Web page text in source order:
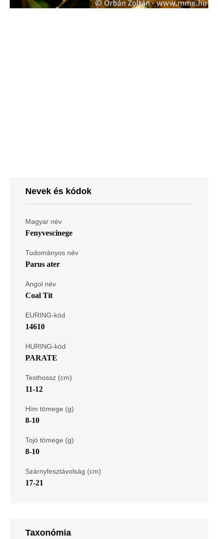
Nevek és kódok
Magyar név
Fenyvescinege
Tudományos név
Parus ater
Angol név
Coal Tit
EURING-kód
14610
HURING-kód
PARATE
Testhossz (cm)
11-12
Hím tömege (g)
8-10
Tojó tömege (g)
8-10
Szárnyfesztávolság (cm)
17-21
Taxonómia